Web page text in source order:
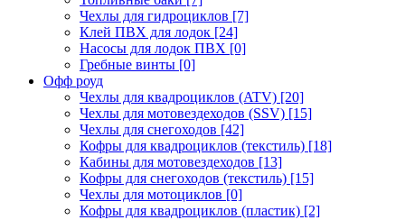
Чехлы для гидроциклов [7]
Клей ПВХ для лодок [24]
Насосы для лодок ПВХ [0]
Гребные винты [0]
Офф роуд
Чехлы для квадроциклов (ATV) [20]
Чехлы для мотовездеходов (SSV) [15]
Чехлы для снегоходов [42]
Кофры для квадроциклов (текстиль) [18]
Кабины для мотовездеходов [13]
Кофры для снегоходов (текстиль) [15]
Чехлы для мотоциклов [0]
Кофры для квадроциклов (пластик) [2]